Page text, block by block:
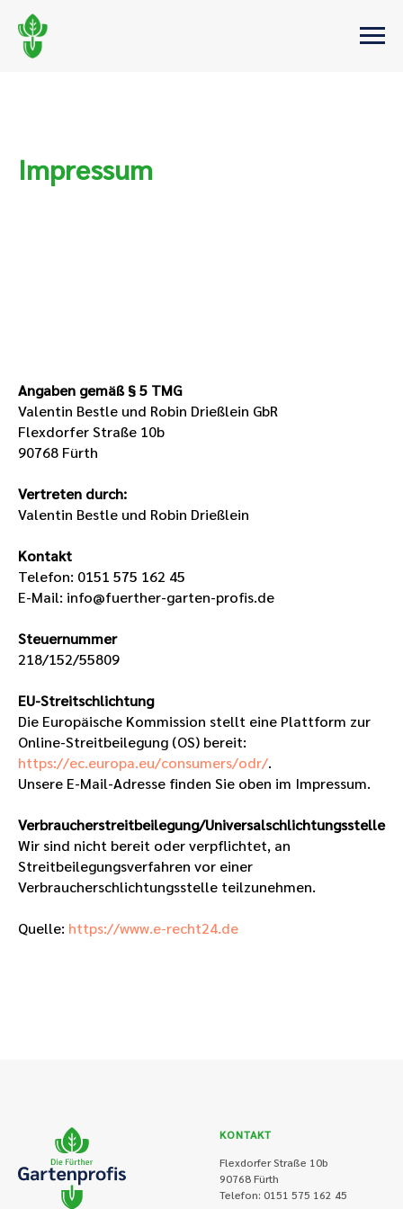
Impressum
Angaben gemäß § 5 TMG
Valentin Bestle und Robin Drießlein GbR
Flexdorfer Straße 10b
90768 Fürth
Vertreten durch:
Valentin Bestle und Robin Drießlein
Kontakt
Telefon: 0151 575 162 45
E-Mail: info@fuerther-garten-profis.de
Steuernummer
218/152/55809
EU-Streitschlichtung
Die Europäische Kommission stellt eine Plattform zur
Online-Streitbeilegung (OS) bereit:
https://ec.europa.eu/consumers/odr/.
Unsere E-Mail-Adresse finden Sie oben im Impressum.
Verbraucherstreitbeilegung/Universalschlichtungsstelle
Wir sind nicht bereit oder verpflichtet, an
Streitbeilegungsverfahren vor einer
Verbraucherschlichtungsstelle teilzunehmen.
Quelle: https://www.e-recht24.de
KONTAKT
Flexdorfer Straße 10b
90768 Fürth
Telefon: 0151 575 162 45